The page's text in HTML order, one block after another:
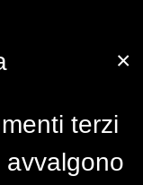
×
terzi